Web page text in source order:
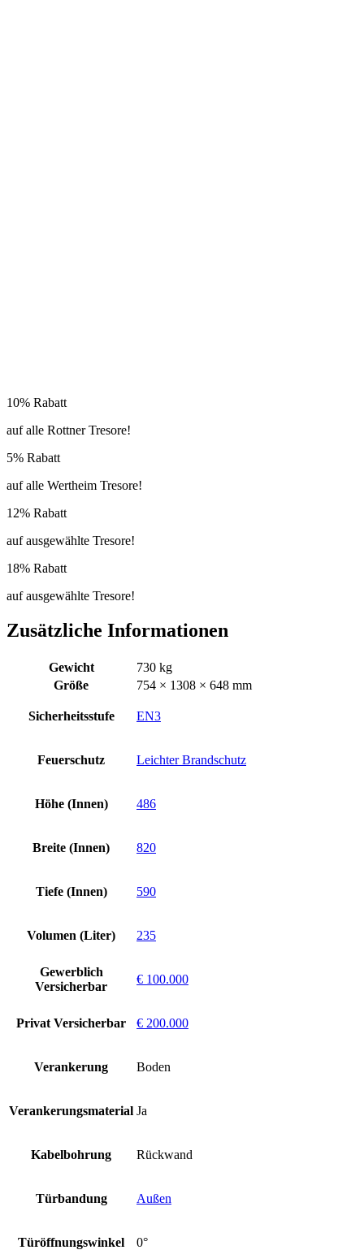
10% Rabatt
auf alle Rottner Tresore!
5% Rabatt
auf alle Wertheim Tresore!
12% Rabatt
auf ausgewählte Tresore!
18% Rabatt
auf ausgewählte Tresore!
Zusätzliche Informationen
Gewicht
730 kg
Größe
754 × 1308 × 648 mm
Sicherheitsstufe EN3
Feuerschutz Leichter Brandschutz
Höhe (Innen) 486
Breite (Innen) 820
Tiefe (Innen) 590
Volumen (Liter) 235
Gewerblich
Versicherbar
€ 100.000
Privat Versicherbar € 200.000
Verankerung Boden
Verankerungsmaterial Ja
Kabelbohrung Rückwand
Türbandung Außen
Türöffnungswinkel 0°